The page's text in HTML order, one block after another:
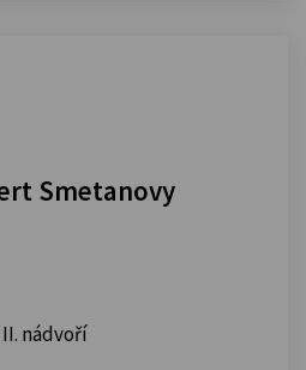
Smetanovy
nádvoří